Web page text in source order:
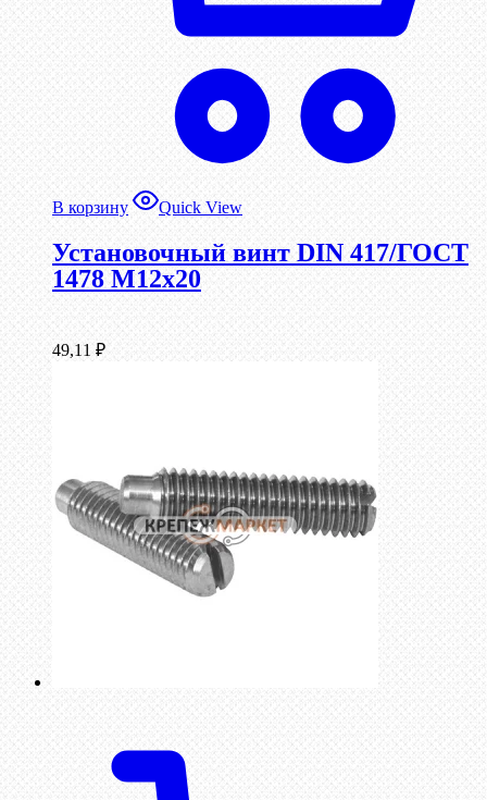
В корзину Quick View
Установочный винт DIN 417/ГОСТ
1478 М12х20
49,11 ₽